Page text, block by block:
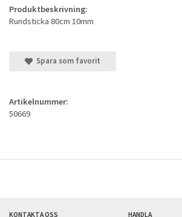
Produktbeskrivning:
Rundsticka 80cm 10mm
Spara som favorit
Artikelnummer:
50669
KONTAKTA OSS HANDLA